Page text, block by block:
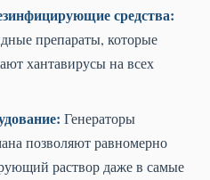
средства:
препараты, которые
хантавирусы на всех
Генераторы
позволяют равномерно
раствор даже в самые